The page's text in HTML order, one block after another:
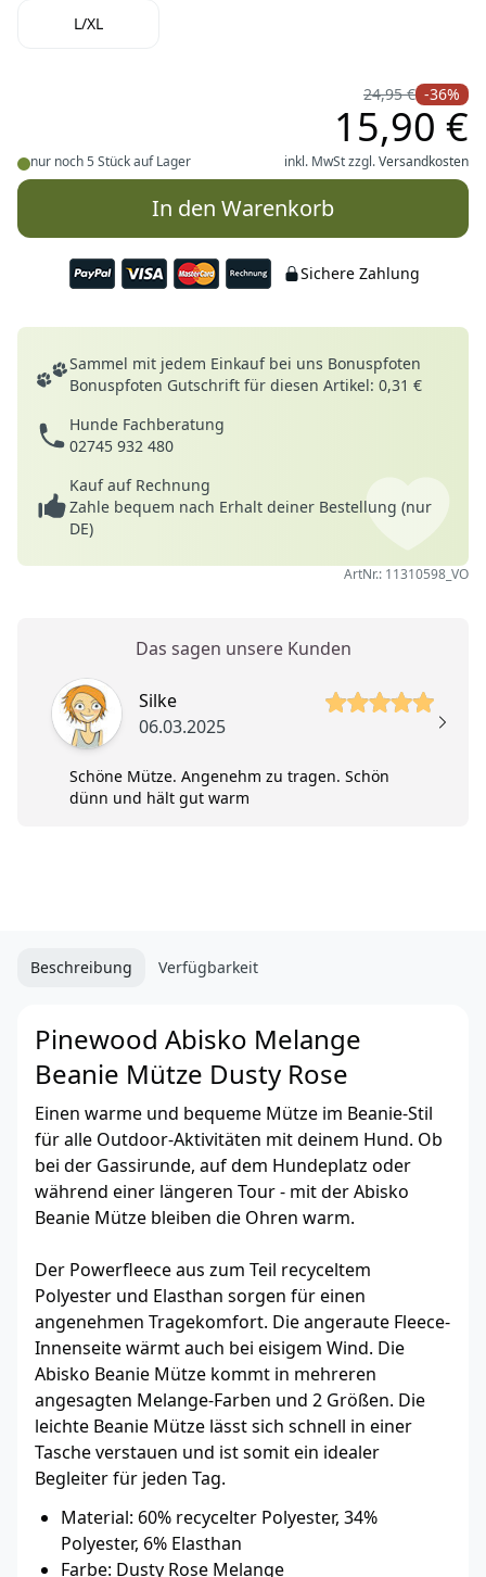
L/XL
nur noch 5 Stück auf Lager
24,95 € -36%
15,90 €
inkl. MwSt zzgl.Versandkosten
In den Warenkorb
Sichere Zahlung
Deine Vorteile
Sammel mit jedem Einkauf bei uns Bonuspfoten
Bonuspfoten Gutschrift für diesen Artikel: 0,31 €
Hunde Fachberatung
02745 932 480
Kauf auf Rechnung
Zahle bequem nach Erhalt deiner Bestellung (nur
DE)
ArtNr.: 11310598_VO
Das sagen unsere Kunden
Silke
06.03.2025
5 von 5 Sterne
Schöne Mütze. Angenehm zu tragen. Schön
dünn und hält gut warm
Beschreibung Verfügbarkeit
Pinewood Abisko Melange
Beanie Mütze Dusty Rose
Einen warme und bequeme Mütze im Beanie-Stil
für alle Outdoor-Aktivitäten mit deinem Hund. Ob
bei der Gassirunde, auf dem Hundeplatz oder
während einer längeren Tour - mit der Abisko
Beanie Mütze bleiben die Ohren warm.
Der Powerfleece aus zum Teil recyceltem
Polyester und Elasthan sorgen für einen
angenehmen Tragekomfort. Die angeraute Fleece-
Innenseite wärmt auch bei eisigem Wind. Die
Abisko Beanie Mütze kommt in mehreren
angesagten Melange-Farben und 2 Größen. Die
leichte Beanie Mütze lässt sich schnell in einer
Tasche verstauen und ist somit ein idealer
Begleiter für jeden Tag.
Material: 60% recycelter Polyester, 34%
Polyester, 6% Elasthan
Farbe: Dusty Rose Melange